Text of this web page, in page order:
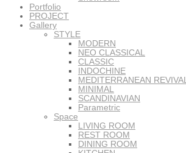
Portfolio
PROJECT
Gallery
STYLE
MODERN
NEO CLASSICAL
CLASSIC
INDOCHINE
MEDITERRANEAN REVIVAL
MINIMAL
SCANDINAVIAN
Parametric
Space
LIVING ROOM
REST ROOM
DINING ROOM